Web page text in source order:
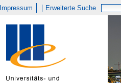
Impressum Erweiterte Suche